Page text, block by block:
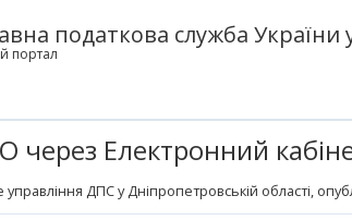
податкова служба України
портал
через Електронний
управління ДПС у Дніпропетровській області,